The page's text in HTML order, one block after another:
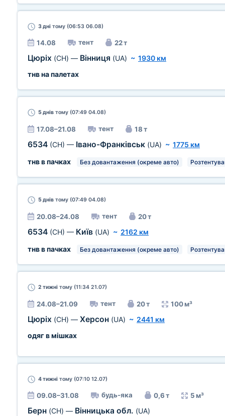
3 дні тому (06:53 06.08)
14.08 тент 22 т
Цюріх (CH) — Вінниця (UA) ~ 1930 км
тнв на палетах
5 днів тому (07:49 04.08)
17.08–21.08 тент 18 т
6534 (CH) — Івано-Франківськ (UA) ~ 1775 км
тнв в пачках
Без довантаження (окреме авто)
5 днів тому (07:49 04.08)
20.08–24.08 тент 20 т
6534 (CH) — Київ (UA) ~ 2162 км
тнв в пачках
Без довантаження (окреме авто)
2 тижні тому (11:34 21.07)
24.08–21.09 тент 20 т 100 м³
Цюріх (CH) — Херсон (UA) ~ 2441 км
одяг в мішках
4 тижні тому (07:10 12.07)
09.08–31.08 будь-яка 0,6 т 5 м³
Берн (CH) — Вінницька обл. (UA)